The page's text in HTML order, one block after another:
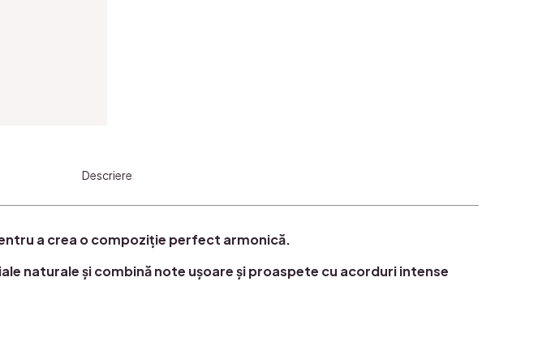
Descriere
a crea o compoziție perfect armonică.
naturale și combină note ușoare și proaspete cu acorduri intense